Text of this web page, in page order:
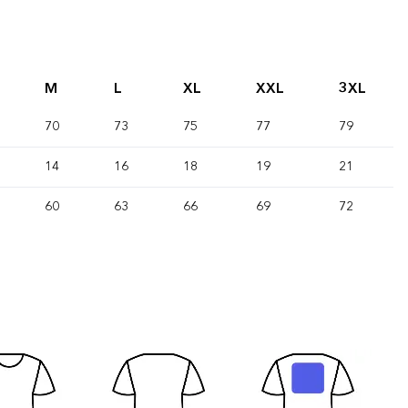
M L XL XXL 3XL
70 73 75 77 79
14 16 18 19 21
60 63 66 69 72